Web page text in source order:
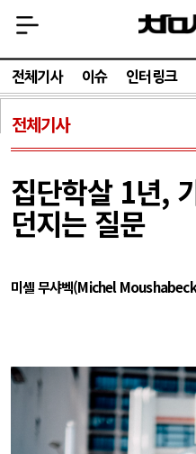
전체기사 이슈 인터링크
전체기사
집단학살 1년,
던지는 질문
미셸 무샤벡(Michel